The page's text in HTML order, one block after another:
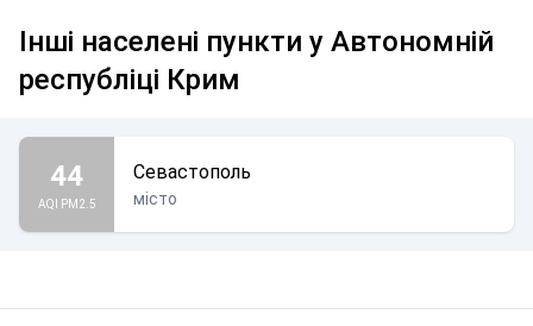
Інші населені пункти у Автономній
республіці Крим
44
AQI PM2.5
Севастополь
місто